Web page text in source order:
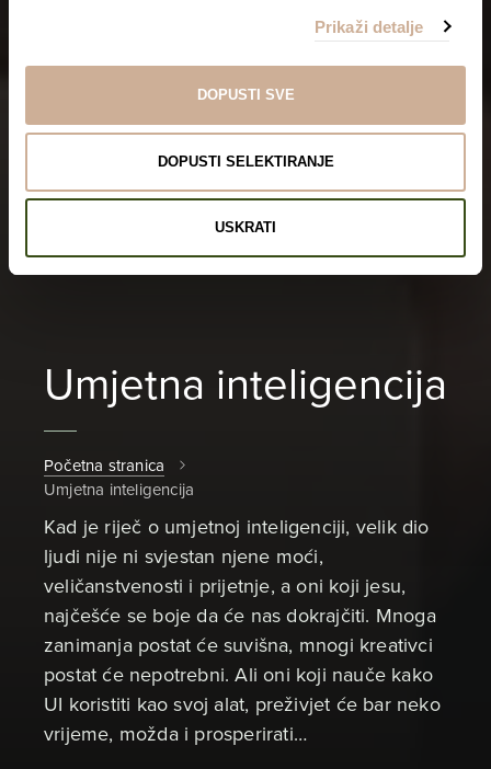
Prikaži detalje
DOPUSTI SVE
DOPUSTI SELEKTIRANJE
USKRATI
Umjetna inteligencija
Početna stranica
Umjetna inteligencija
Kad je riječ o umjetnoj inteligenciji, velik dio
ljudi nije ni svjestan njene moći,
veličanstvenosti i prijetnje, a oni koji jesu,
najčešće se boje da će nas dokrajčiti. Mnoga
zanimanja postat će suvišna, mnogi kreativci
postat će nepotrebni. Ali oni koji nauče kako
UI koristiti kao svoj alat, preživjet će bar neko
vrijeme, možda i prosperirati…